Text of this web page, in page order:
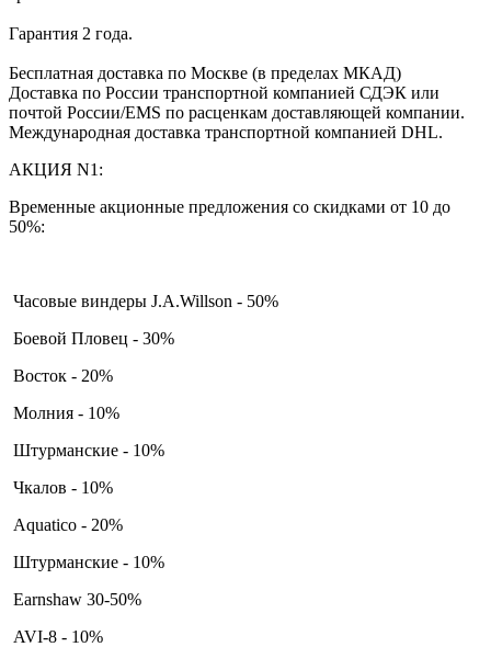
Гарантия 2 года.
Бесплатная доставка по Москве (в пределах МКАД)
Доставка по России транспортной компанией СДЭК или
почтой России/EMS по расценкам доставляющей компании.
Международная доставка транспортной компанией DHL.
АКЦИЯ N1:
Временные акционные предложения со скидками от 10 до
50%:
Часовые виндеры J.A.Willson - 50%
Боевой Пловец - 30%
Восток - 20%
Молния - 10%
Штурманские - 10%
Чкалов - 10%
Aquatico - 20%
Штурманские - 10%
Earnshaw 30-50%
AVI-8 - 10%